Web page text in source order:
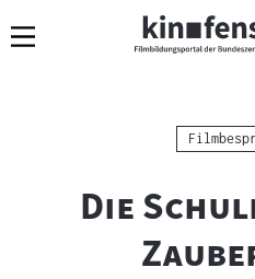
Navigation
zum
zur
"
Die